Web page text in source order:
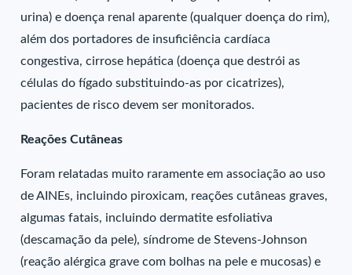
urina) e doença renal aparente (qualquer doença do rim),
além dos portadores de insuficiência cardíaca
congestiva, cirrose hepática (doença que destrói as
células do fígado substituindo-as por cicatrizes),
pacientes de risco devem ser monitorados.
Reações Cutâneas
Foram relatadas muito raramente em associação ao uso
de AINEs, incluindo piroxicam, reações cutâneas graves,
algumas fatais, incluindo dermatite esfoliativa
(descamação da pele), síndrome de Stevens-Johnson
(reação alérgica grave com bolhas na pele e mucosas) e